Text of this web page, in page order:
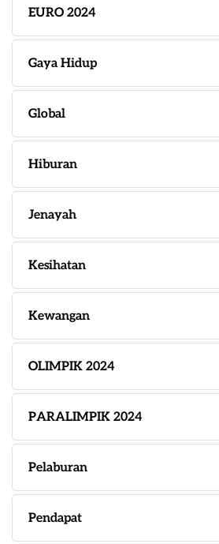
EURO 2024
Gaya Hidup
Global
Hiburan
Jenayah
Kesihatan
Kewangan
OLIMPIK 2024
PARALIMPIK 2024
Pelaburan
Pendapat